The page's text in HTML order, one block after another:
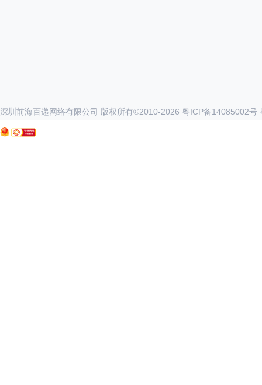
深圳前海百递网络有限公司 版权所有©2010-2026 粤ICP备14085002号